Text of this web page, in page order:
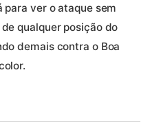
para ver o ataque sem
qualquer posição do
demais contra o Boa